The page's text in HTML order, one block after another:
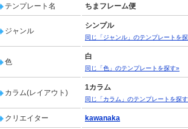
テンプレート名 ちまフレーム便
ジャンル
シンプル
同じ「ジャンル」のテンプレートを
色
白
同じ「色」のテンプレートを探す»
カラム(レイアウト)
1カラム
同じ「カラム」のテンプレートを探
クリエイター kawanaka